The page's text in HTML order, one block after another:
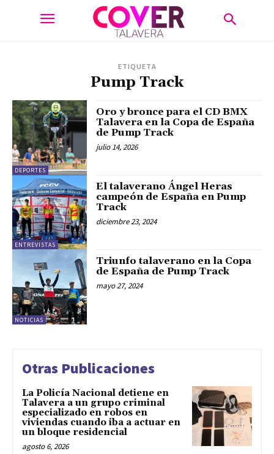
ETIQUETA
Pump Track
DEPORTES
Oro y bronce para el CD BMX
Talavera en la Copa de España
de Pump Track
julio 14, 2026
ENTREVISTAS
El talaverano Ángel Heras
campeón de España en Pump
Track
diciembre 23, 2024
NOTICIAS
Triunfo talaverano en la Copa
de España de Pump Track
mayo 27, 2024
Otras Publicaciones
La Policía Nacional detiene en
Talavera a un grupo criminal
especializado en robos en
viviendas cuando iba a actuar en
un bloque residencial
agosto 6, 2026